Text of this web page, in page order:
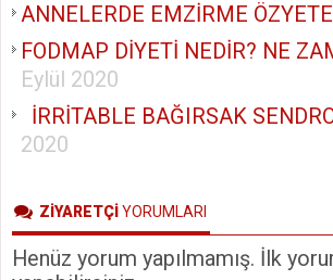
ANNELERDE EMZİRME
FODMAP DİYETİ NEDİR? NE
Eylül 2020
İRRİTABLE BAĞIRSAK
2020
ZİYARETÇİYORUMLARI
Henüz yorum yapılmamış. İlk